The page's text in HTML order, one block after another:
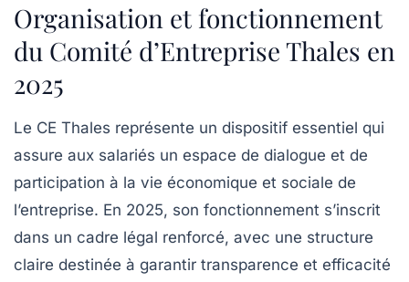
Organisation et fonctionnement
du Comité d’Entreprise Thales en
2025
Le CE Thales représente un dispositif essentiel qui
assure aux salariés un espace de dialogue et de
participation à la vie économique et sociale de
l’entreprise. En 2025, son fonctionnement s’inscrit
dans un cadre légal renforcé, avec une structure
claire destinée à garantir transparence et efficacité